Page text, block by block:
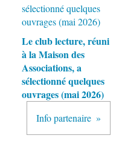
Le club lecture, réuni
à la Maison des
Associations, a
sélectionné quelques
ouvrages (mai 2026)
Info partenaire